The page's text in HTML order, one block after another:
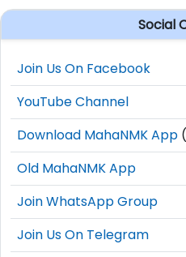
Social
Join Us On Facebook
YouTube Channel
Download MahaNMK App
Old MahaNMK App
Join WhatsApp Group
Join Us On Telegram